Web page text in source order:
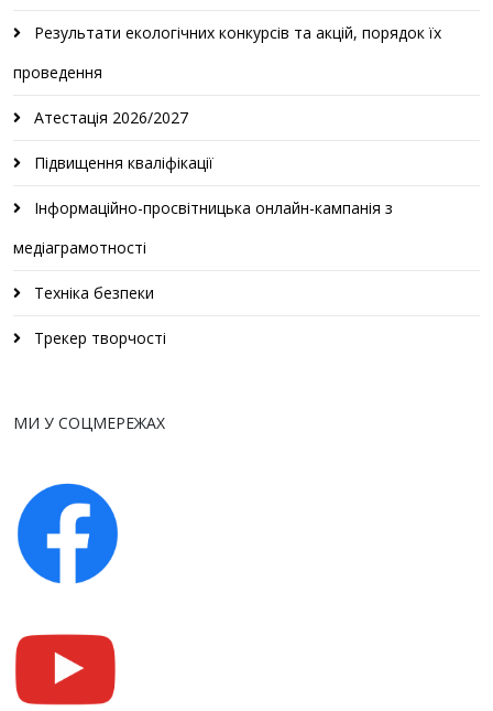
Результати екологічних конкурсів та акцій, порядок їх
проведення
Атестація 2026/2027
Підвищення кваліфікації
Інформаційно-просвітницька онлайн-кампанія з
медіаграмотності
Техніка безпеки
Трекер творчості
МИ У СОЦМЕРЕЖАХ